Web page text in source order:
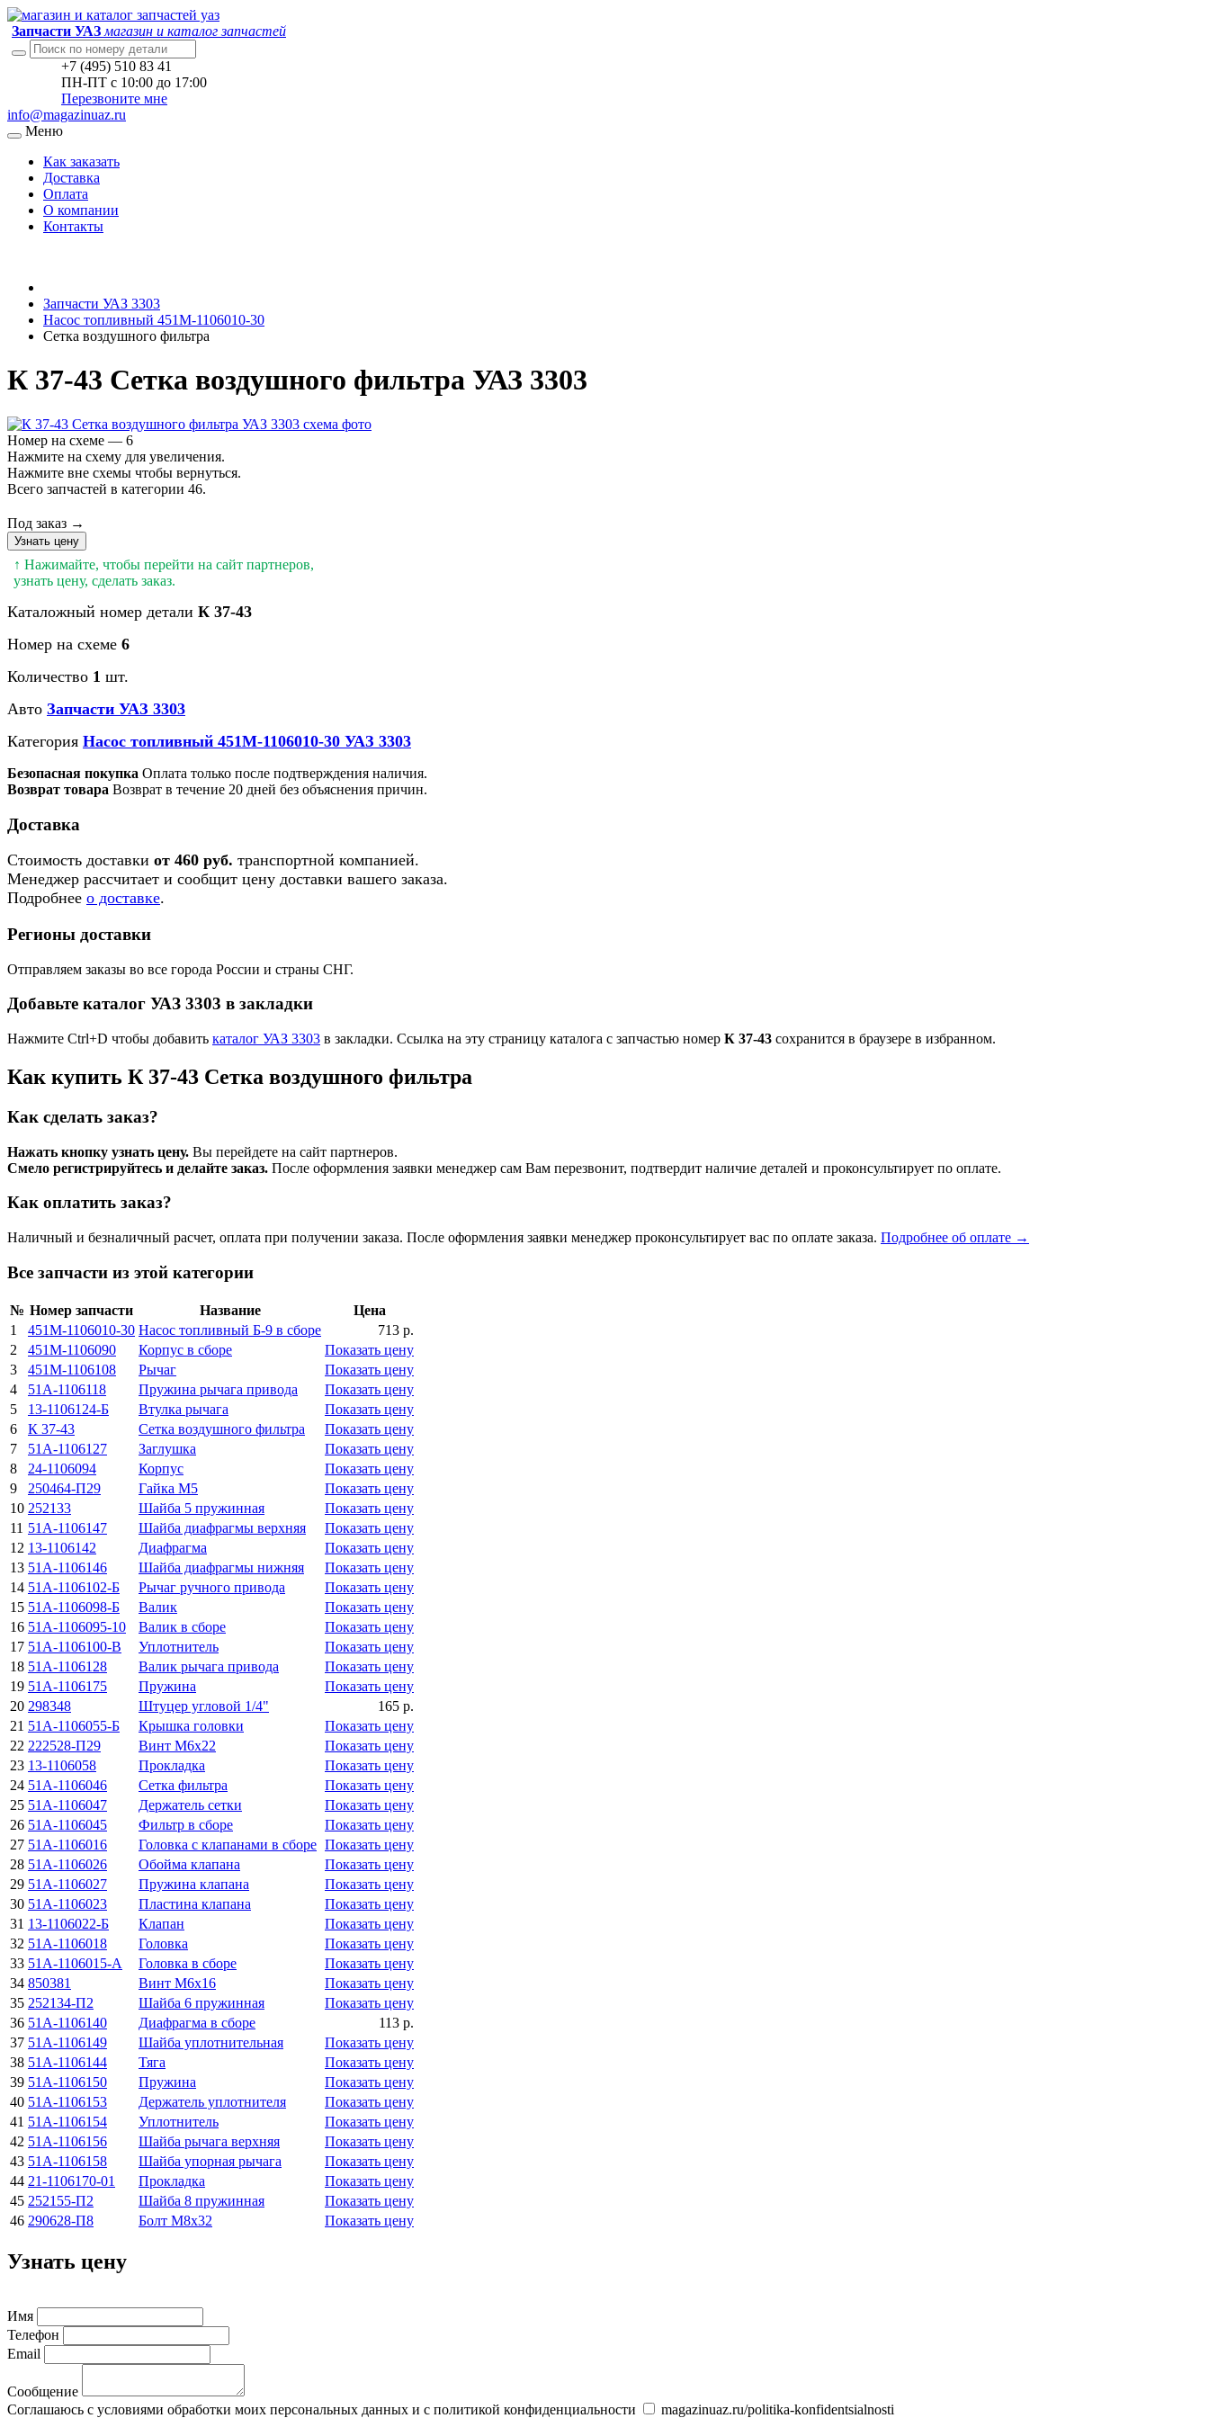
Запчасти УАЗ магазин и каталог запчастей
+7 (495) 510 83 41
ПН-ПТ с 10:00 до 17:00
Перезвоните мне
info@magazinuaz.ru
Меню
Как заказать
Доставка
Оплата
О компании
Контакты
Запчасти УАЗ 3303
Насос топливный 451М-1106010-30
Сетка воздушного фильтра
К 37-43 Сетка воздушного фильтра УАЗ 3303
Номер на схеме — 6
Нажмите на схему для увеличения.
Нажмите вне схемы чтобы вернуться.
Всего запчастей в категории 46.
Под заказ →
Узнать цену
↑ Нажимайте, чтобы перейти на сайт партнеров,
узнать цену, сделать заказ.
Каталожный номер детали К 37-43
Номер на схеме 6
Количество 1 шт.
Авто Запчасти УАЗ 3303
Категория Насос топливный 451М-1106010-30 УАЗ 3303
Безопасная покупка Оплата только после подтверждения наличия.
Возврат товара Возврат в течение 20 дней без объяснения причин.
Доставка
Стоимость доставки от 460 руб. транспортной компанией.
Менеджер рассчитает и сообщит цену доставки вашего заказа.
Подробнее о доставке.
Регионы доставки
Отправляем заказы во все города России и страны СНГ.
Добавьте каталог УАЗ 3303 в закладки
Нажмите Ctrl+D чтобы добавить каталог УАЗ 3303 в закладки. Ссылка на эту страницу каталога с запчастью номер К 37-43 сохранится в браузере в избранном.
Как купить К 37-43 Сетка воздушного фильтра
Как сделать заказ?
Нажать кнопку узнать цену. Вы перейдете на сайт партнеров.
Смело регистрируйтесь и делайте заказ. После оформления заявки менеджер сам Вам перезвонит, подтвердит наличие деталей и проконсультирует по оплате.
Как оплатить заказ?
Наличный и безналичный расчет, оплата при получении заказа. После оформления заявки менеджер проконсультирует вас по оплате заказа. Подробнее об оплате →
Все запчасти из этой категории
№ Номер запчасти Название
Цена
1
451М-1106010-30 Насос топливный Б-9 в сборе
713 р.
2
451М-1106090 Корпус в сборе
Показать цену
3
451М-1106108 Рычаг
Показать цену
4
51А-1106118 Пружина рычага привода
Показать цену
5
13-1106124-Б Втулка рычага
Показать цену
6
К 37-43 Сетка воздушного фильтра
Показать цену
7
51А-1106127 Заглушка
Показать цену
8
24-1106094 Корпус
Показать цену
9
250464-П29 Гайка М5
Показать цену
10 252133 Шайба 5 пружинная
Показать цену
11 51А-1106147 Шайба диафрагмы верхняя
Показать цену
12 13-1106142 Диафрагма
Показать цену
13 51А-1106146 Шайба диафрагмы нижняя
Показать цену
14 51А-1106102-Б Рычаг ручного привода
Показать цену
15 51А-1106098-Б Валик
Показать цену
16 51А-1106095-10 Валик в сборе
Показать цену
17 51А-1106100-В Уплотнитель
Показать цену
18 51А-1106128 Валик рычага привода
Показать цену
19 51А-1106175 Пружина
Показать цену
20 298348 Штуцер угловой 1/4"
165 р.
21 51А-1106055-Б Крышка головки
Показать цену
22 222528-П29 Винт М6х22
Показать цену
23 13-1106058 Прокладка
Показать цену
24 51А-1106046 Сетка фильтра
Показать цену
25 51А-1106047 Держатель сетки
Показать цену
26 51А-1106045 Фильтр в сборе
Показать цену
27 51А-1106016 Головка с клапанами в сборе Показать цену
28 51А-1106026 Обойма клапана
Показать цену
29 51А-1106027 Пружина клапана
Показать цену
30 51А-1106023 Пластина клапана
Показать цену
31 13-1106022-Б Клапан
Показать цену
32 51А-1106018 Головка
Показать цену
33 51А-1106015-А Головка в сборе
Показать цену
34 850381 Винт М6х16
Показать цену
35 252134-П2 Шайба 6 пружинная
Показать цену
36 51А-1106140 Диафрагма в сборе
113 р.
37 51А-1106149 Шайба уплотнительная
Показать цену
38 51А-1106144 Тяга
Показать цену
39 51А-1106150 Пружина
Показать цену
40 51А-1106153 Держатель уплотнителя
Показать цену
41 51А-1106154 Уплотнитель
Показать цену
42 51А-1106156 Шайба рычага верхняя
Показать цену
43 51А-1106158 Шайба упорная рычага
Показать цену
44 21-1106170-01 Прокладка
Показать цену
45 252155-П2 Шайба 8 пружинная
Показать цену
46 290628-П8 Болт М8х32 Показать цену
Узнать цену
Имя
Телефон
Email
Сообщение
Соглашаюсь с условиями обработки моих персональных данных и с политикой конфиденциальности
magazinuaz.ru/politika-konfidentsialnosti